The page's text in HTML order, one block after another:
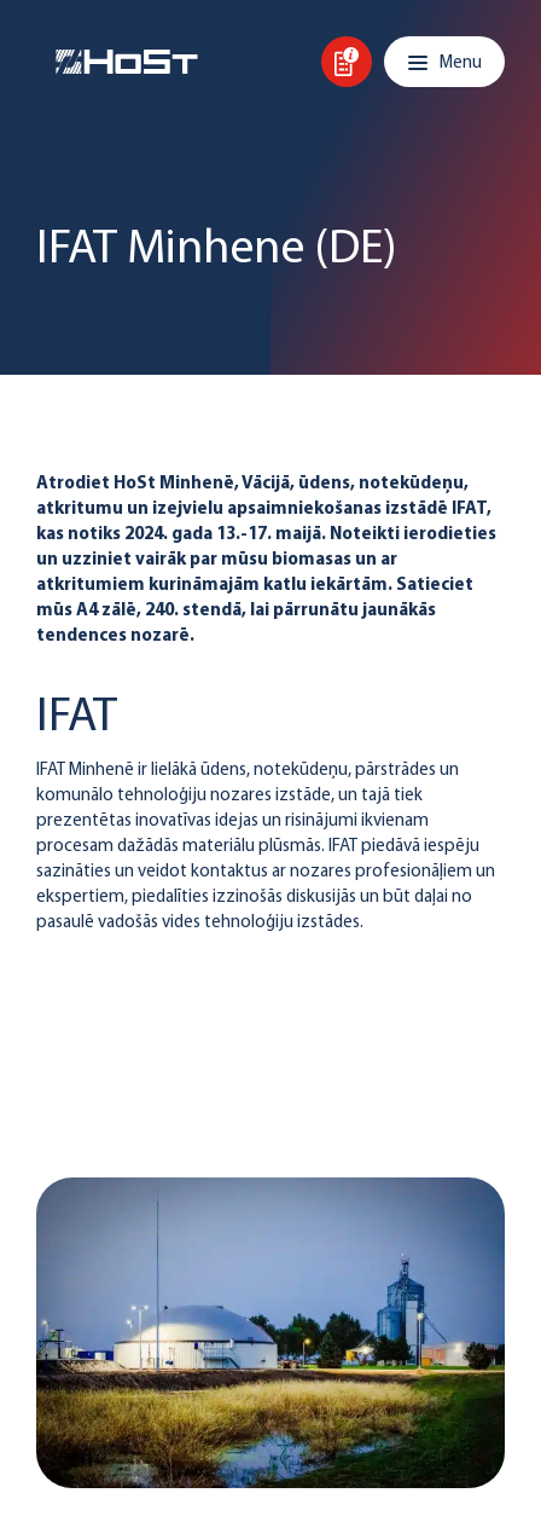
Main navigation
Menu
IFAT Minhene (DE)
Atrodiet HoSt Minhenē, Vācijā, ūdens, notekūdeņu,
atkritumu un izejvielu apsaimniekošanas izstādē IFAT,
kas notiks 2024. gada 13.-17. maijā. Noteikti ierodieties
un uzziniet vairāk par mūsu biomasas un ar
atkritumiem kurināmajām katlu iekārtām. Satieciet
mūs A4 zālē, 240. stendā, lai pārrunātu jaunākās
tendences nozarē.
IFAT
IFAT Minhenē ir lielākā ūdens, notekūdeņu, pārstrādes un
komunālo tehnoloģiju nozares izstāde, un tajā tiek
prezentētas inovatīvas idejas un risinājumi ikvienam
procesam dažādās materiālu plūsmās. IFAT piedāvā iespēju
sazināties un veidot kontaktus ar nozares profesionāļiem un
ekspertiem, piedalīties izzinošās diskusijās un būt daļai no
pasaulē vadošās vides tehnoloģiju izstādes.